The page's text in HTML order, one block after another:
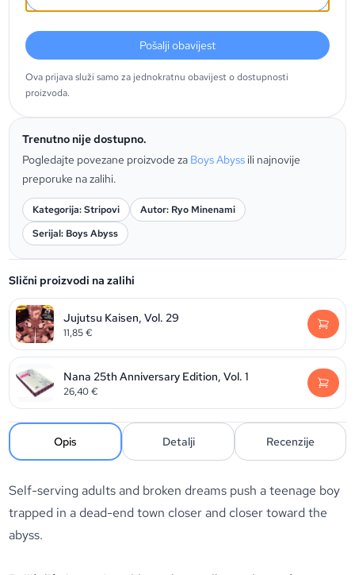
Pošalji obavijest
Ova prijava služi samo za jednokratnu obavijest o dostupnosti
proizvoda.
Trenutno nije dostupno.
Pogledajte povezane proizvode za Boys Abyss ili najnovije
preporuke na zalihi.
Kategorija: Stripovi
Autor: Ryo Minenami
Serijal: Boys Abyss
Slični proizvodi na zalihi
Jujutsu Kaisen, Vol. 29
11,85€
Nana 25th Anniversary Edition, Vol. 1
26,40€
Opis Detalji Recenzije
Self-serving adults and broken dreams push a teenage boy
trapped in a dead-end town closer and closer toward the
abyss.